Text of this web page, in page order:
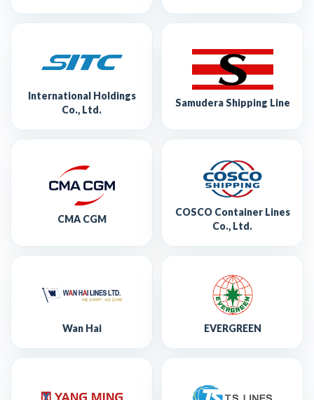
International Holdings
Co., Ltd.
Samudera Shipping Line
CMA CGM
COSCO Container Lines
Co., Ltd.
Wan Hai EVERGREEN